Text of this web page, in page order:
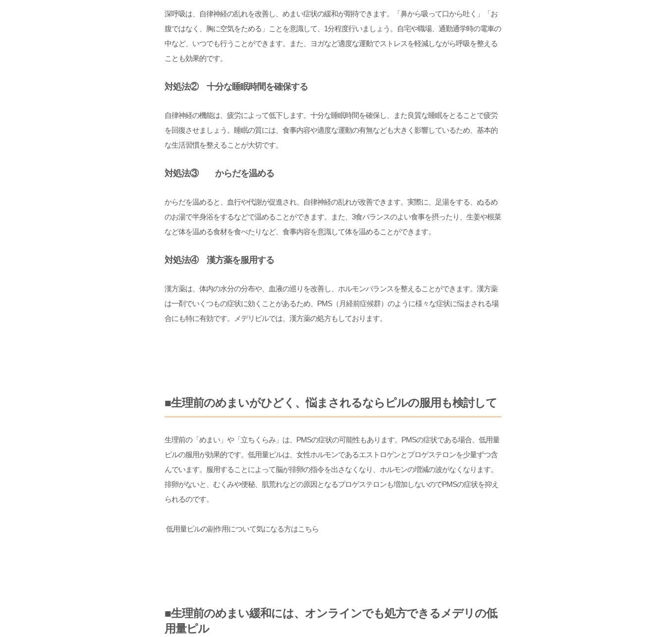
深呼吸は、自律神経の乱れを改善し、めまい症状の緩和が期待できます。「鼻から吸って口から吐く」「お
腹ではなく、胸に空気をためる」ことを意識して、1分程度行いましょう。自宅や職場、通勤通学時の電車の
中など、いつでも行うことができます。また、ヨガなど適度な運動でストレスを軽減しながら呼吸を整える
ことも効果的です。
対処法② 十分な睡眠時間を確保する
自律神経の機能は、疲労によって低下します。十分な睡眠時間を確保し、また良質な睡眠をとることで疲労
を回復させましょう。睡眠の質には、食事内容や適度な運動の有無なども大きく影響しているため、基本的
な生活習慣を整えることが大切です。
対処法③ からだを温める
からだを温めると、血行や代謝が促進され、自律神経の乱れが改善できます。実際に、足湯をする、ぬるめ
のお湯で半身浴をするなどで温めることができます。また、3食バランスのよい食事を摂ったり、生姜や根菜
など体を温める食材を食べたりなど、食事内容を意識して体を温めることができます。
対処法④ 漢方薬を服用する
漢方薬は、体内の水分の分布や、血液の巡りを改善し、ホルモンバランスを整えることができます。漢方薬
は一剤でいくつもの症状に効くことがあるため、PMS（月経前症候群）のように様々な症状に悩まされる場
合にも特に有効です。メデリピルでは、漢方薬の処方もしております。
■生理前のめまいがひどく、悩まされるならピルの服用も検討して
生理前の「めまい」や「立ちくらみ」は、 PMSの症状の可能性もあります。PMSの症状である場合、低用量
ピルの服用が効果的です。低用量ピルは、女性ホルモンであるエストロゲンとプロゲステロンを少量ずつ含
んでいます。服用することによって脳が排卵の指令を出さなくなり、ホルモンの増減の波がなくなります。
排卵がないと、むくみや便秘、肌荒れなどの原因となるプロゲステロンも増加しないのでPMSの症状を抑え
られるのです。
低用量ピルの副作用について気になる方はこちら
■生理前のめまい緩和には、オンラインでも処方できるメデリの低
用量ピル